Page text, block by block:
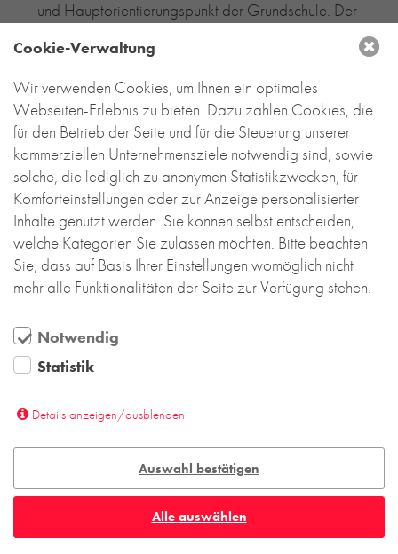
und Hauptorientierungspunkt der Grundschule. Der
Grundschule sind erweiterte Lernbereiche und hell,
freundlich und wertig gestaltet. Das Forum wird
über eine Lichtkuppelkonstruktion natürlich
beleuchtet. Die warmroten Ziegel der
Außenfassade finden sich auch im Innenbereich
wieder, wo sie mit hell gestrichenen, ruhigen
Wandflächen kontrastieren. In diesem schulischen
Umfeld punktet Backstein mit vielen Vorteilen: Er ist
robust, langlebig und wartungsfrei und verleiht dem
Gebäude gleichzeitig Wertigkeit und
Geborgenheit.
DEUTSCHLAND
Backstein-Kontor
Handel- und Service mit Tonbaustoffen
GmbH
Leyendeckerstraße 4 | 50825 Köln
T+49 221 888 785-0
Cookie-Verwaltung
Wir verwenden Cookies, um Ihnen ein optimales
Webseiten-Erlebnis zu bieten. Dazu zählen Cookies, die
für den Betrieb der Seite und für die Steuerung unserer
kommerziellen Unternehmensziele notwendig sind, sowie
solche, die lediglich zu anonymen Statistikzwecken, für
Komforteinstellungen oder zur Anzeige personalisierter
Inhalte genutzt werden. Sie können selbst entscheiden,
welche Kategorien Sie zulassen möchten. Bitte beachten
Sie, dass auf Basis Ihrer Einstellungen womöglich nicht
mehr alle Funktionalitäten der Seite zur Verfügung stehen.
Notwendig
Statistik
Details anzeigen/ausblenden
Auswahl bestätigen
Alle auswählen